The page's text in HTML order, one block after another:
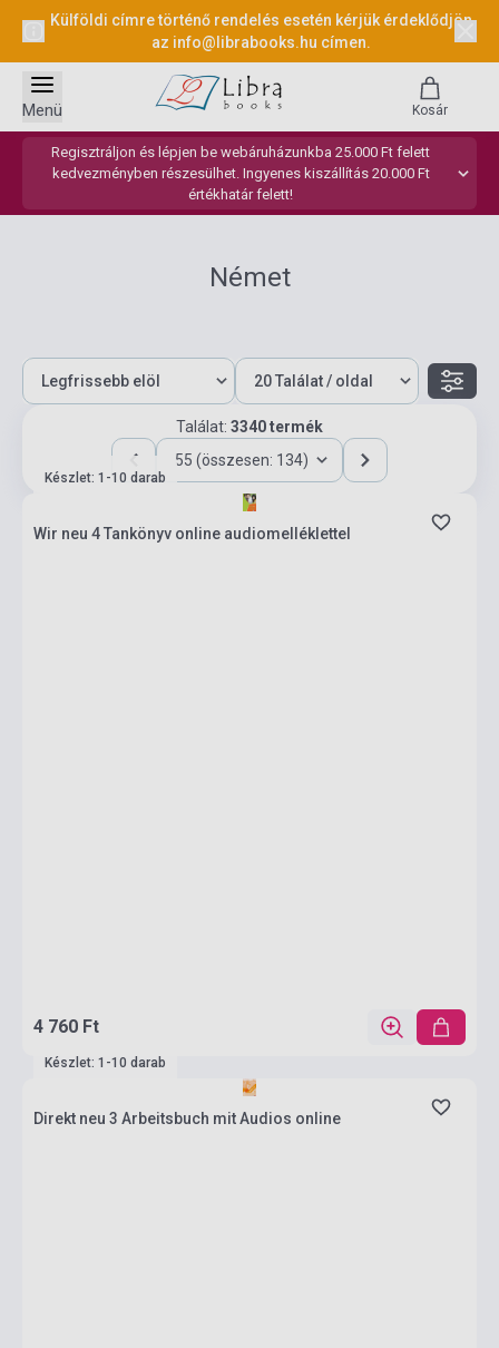
Külföldi címre történő rendelés esetén kérjük érdeklődjön
az info@librabooks.hu címen.
Regisztráljon és lépjen be webáruházunkba 25.000 Ft felett
kedvezményben részesülhet. Ingyenes kiszállítás 20.000 Ft
értékhatár felett!
Menü Kosár
Német
Találat: 3340 termék
55 (összesen: 134)
Készlet: 1-10 darab
Wir neu 4 Tankönyv online audiomelléklettel
4 760 Ft
Készlet: 1-10 darab
Direkt neu 3 Arbeitsbuch mit Audios online